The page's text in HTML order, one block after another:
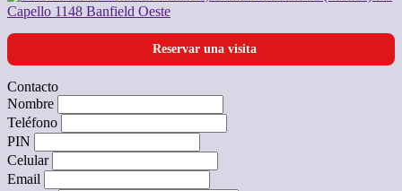
Reservar una visita
Contacto
Nombre
Teléfono
PIN
Celular
Email